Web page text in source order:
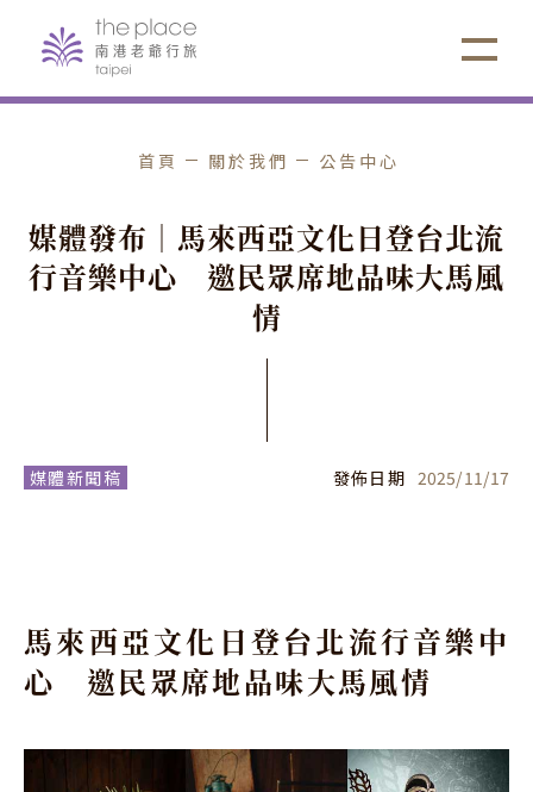
首頁 關於我們 公告中心
媒體發布 ｜ 馬來西亞文化日登台北流
行音樂中心 邀民眾席地品味大馬風
情
媒體新聞稿 發佈日期 2025/11/17
馬來西亞文化日登台北流行音樂中
心 邀民眾席地品味大馬風情